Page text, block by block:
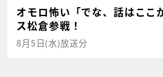
オモロ怖い「でな、話はここ
ス松倉参戦！
8月5日(水)放送分